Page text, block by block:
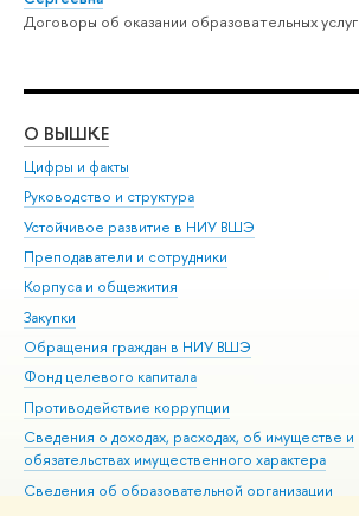
Договоры об оказании образовательных услуг
О ВЫШКЕ
Цифры и факты
Руководство и структура
Устойчивое развитие в НИУ ВШЭ
Преподаватели и сотрудники
Корпуса и общежития
Закупки
Обращения граждан в НИУ ВШЭ
Фонд целевого капитала
Противодействие коррупции
Сведения о доходах, расходах, об имуществе и
обязательствах имущественного характера
Сведения об образовательной организации